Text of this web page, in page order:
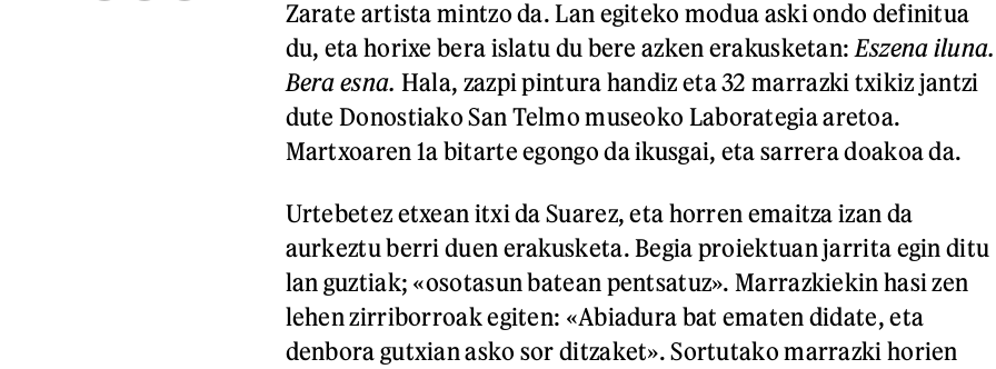
Zarate artista mintzo da. Lan egiteko modua aski ondo definitua
du, eta horixe bera islatu du bere azken erakusketan: Eszena iluna.
Bera esna. Hala, zazpi pintura handiz eta 32 marrazki txikiz jantzi
dute Donostiako San Telmo museoko Laborategia aretoa.
Martxoaren 1a bitarte egongo da ikusgai, eta sarrera doakoa da.
Urtebetez etxean itxi da Suarez, eta horren emaitza izan da
aurkeztu berri duen erakusketa. Begia proiektuan jarrita egin ditu
lan guztiak; «osotasun batean pentsatuz». Marrazkiekin hasi zen
lehen zirriborroak egiten: «Abiadura bat ematen didate, eta
denbora gutxian asko sor ditzaket». Sortutako marrazki horien